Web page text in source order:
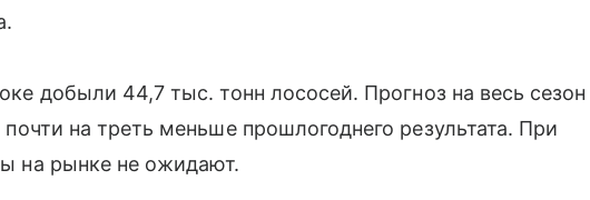
добыли 44,7 тыс. тонн лососей. Прогноз на весь сезон
на треть меньше прошлогоднего результата. При
на рынке не ожидают.